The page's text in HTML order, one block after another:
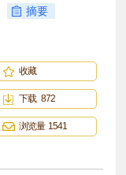
摘要
收藏
下载 872
浏览量 1541